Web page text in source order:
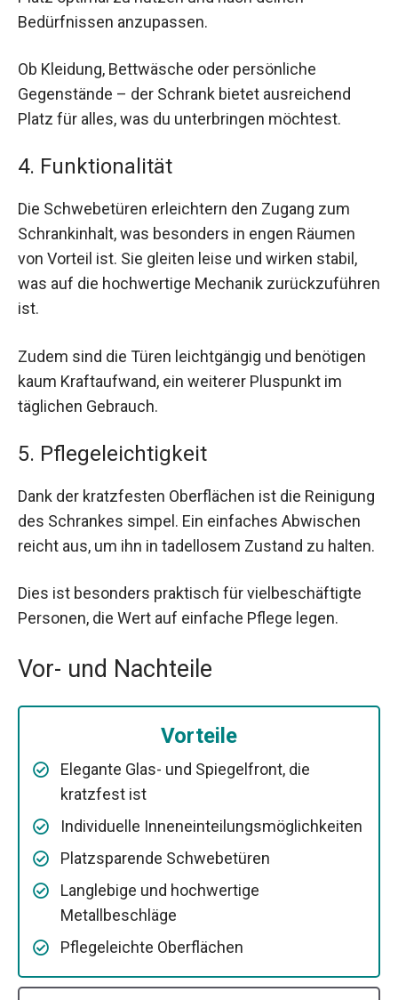
Bedürfnissen anzupassen.
Ob Kleidung, Bettwäsche oder persönliche
Gegenstände – der Schrank bietet ausreichend
Platz für alles, was du unterbringen möchtest.
4. Funktionalität
Die Schwebetüren erleichtern den Zugang zum
Schrankinhalt, was besonders in engen Räumen
von Vorteil ist. Sie gleiten leise und wirken stabil,
was auf die hochwertige Mechanik zurückzuführen
ist.
Zudem sind die Türen leichtgängig und benötigen
kaum Kraftaufwand, ein weiterer Pluspunkt im
täglichen Gebrauch.
5. Pflegeleichtigkeit
Dank der kratzfesten Oberflächen ist die Reinigung
des Schrankes simpel. Ein einfaches Abwischen
reicht aus, um ihn in tadellosem Zustand zu halten.
Dies ist besonders praktisch für vielbeschäftigte
Personen, die Wert auf einfache Pflege legen.
Vor- und Nachteile
Vorteile
Elegante Glas- und Spiegelfront, die
kratzfest ist
Individuelle Inneneinteilungsmöglichkeiten
Platzsparende Schwebetüren
Langlebige und hochwertige
Metallbeschläge
Pflegeleichte Oberflächen